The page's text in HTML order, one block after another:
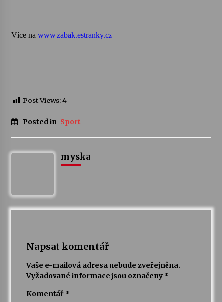
Více na www.zabak.estranky.cz
Post Views:4
Posted in Sport
myska
Napsat komentář
Vaše e-mailová adresa nebude zveřejněna.
Vyžadované informace jsou označeny *
Komentář *